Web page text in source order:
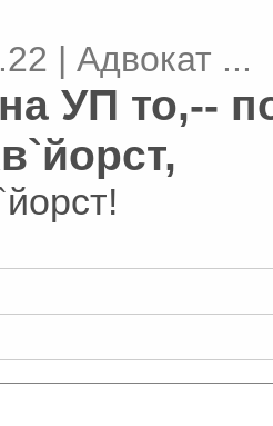
| Адвокат ...
УП то,--